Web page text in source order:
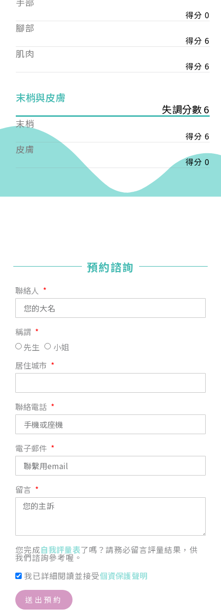
得分 0
腳部
得分 6
肌肉
得分 6
末梢與皮膚
失調分數 6
末梢
得分 6
皮膚
得分 0
預約諮詢
聯絡人
稱謂
先生
小姐
居住城市
聯絡電話
電子郵件
留言
您完成自我評量表了嗎？請務必留言評量結果，供
我們諮詢參考喔。
我已詳細閱讀並接受個資保護聲明
送出預約
會審核通過後即通知您進行繳費，繳費資訊如下
【會費】
個人會員:
入會費新臺幣1200元，於會員入會時繳納；常年會
費1200元，於每年度繳納。
費3000元，於每年度繳納。
戶名: 社團法人台灣自律神經健康培訓暨發展協會
帳號: 003-03-501566-2
銀行: (013) 國泰世華 南京東路分行